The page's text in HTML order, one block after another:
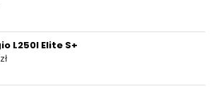
L250I Elite S+
zł